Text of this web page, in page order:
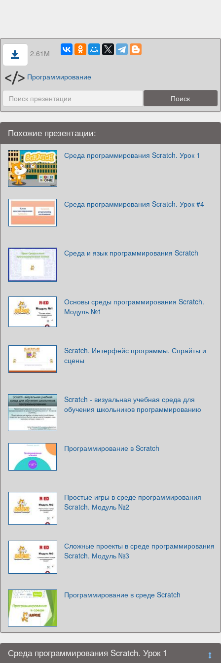
2.61M
Программирование
Похожие презентации:
Среда программирования Scratch. Урок 1
Среда программирования Scratch. Урок #4
Среда и язык программирования Scratch
Основы среды программирования Scratch.
Модуль №1
Scratch. Интерфейс программы. Спрайты и
сцены
Scratсh - визуальная учебная среда для
обучения школьников программированию
Программирование в Scratch
Простые игры в среде программирования
Scratch. Модуль №2
Сложные проекты в среде программирования
Scratch. Модуль №3
Программирование в среде Scratch
Среда программирования Scratch. Урок 1